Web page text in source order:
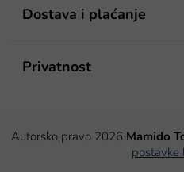
Dostava i plaćanje
Privatnost
Autorsko pravo 2026 Mamido
postavke